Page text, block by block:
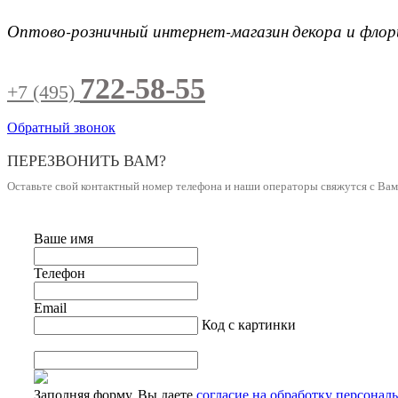
Оптово-розничный интернет-магазиндекора и
+7 (495) 722-58-55
Обратный звонок
ПЕРЕЗВОНИТЬ ВАМ?
Оставьте свой контактный номер телефона и наши операторы свяжутся с
Ваше имя
Телефон
Email
Код с картинки
Заполняя форму, Вы даете согласие на обработку